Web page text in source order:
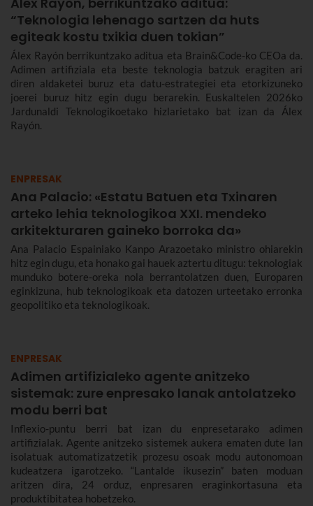
“Teknologia lehenago sartzen da huts
egiteak kostu txikia duen tokian”
Álex Rayón berrikuntzako aditua eta Brain&Code-ko CEOa da.
Adimen artifiziala eta beste teknologia batzuk eragiten ari
diren aldaketei buruz eta datu-estrategiei eta etorkizuneko
joerei buruz hitz egin dugu berarekin. Euskaltelen 2026ko
Jardunaldi Teknologikoetako hizlarietako bat izan da Álex
Rayón.
ENPRESAK
Ana Palacio: «Estatu Batuen eta Txinaren
arteko lehia teknologikoa XXI. mendeko
arkitekturaren gaineko borroka da»
Ana Palacio Espainiako Kanpo Arazoetako ministro ohiarekin
hitz egin dugu, eta honako gai hauek aztertu ditugu: teknologiak
munduko botere-oreka nola berrantolatzen duen, Europaren
eginkizuna, hub teknologikoak eta datozen urteetako erronka
geopolitiko eta teknologikoak.
ENPRESAK
Adimen artifizialeko agente anitzeko
sistemak: zure enpresako lanak antolatzeko
modu berri bat
Inflexio-puntu berri bat izan du enpresetarako adimen
artifizialak. Agente anitzeko sistemek aukera ematen dute lan
isolatuak automatizatzetik prozesu osoak modu autonomoan
kudeatzera igarotzeko. “Lantalde ikusezin” baten moduan
aritzen dira, 24 orduz, enpresaren eraginkortasuna eta
produktibitatea hobetzeko.